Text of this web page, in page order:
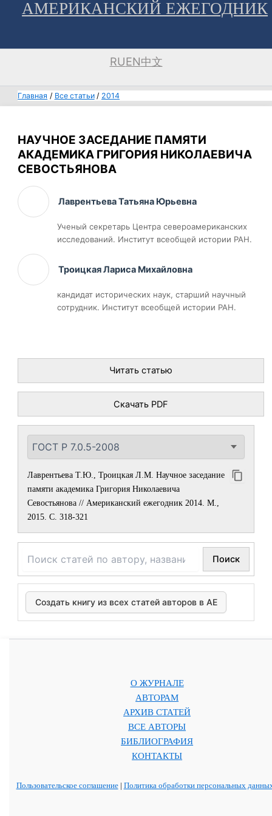
ПерейтиАМЕРИКАНСКИЙ ЕЖЕГОДНИК
RUEN中文
Главная Все статьи 2014
НАУЧНОЕ ЗАСЕДАНИЕ ПАМЯТИ
АКАДЕМИКА ГРИГОРИЯ НИКОЛАЕВИЧА
СЕВОСТЬЯНОВА
Лаврентьева Татьяна Юрьевна
Ученый секретарь Центра североамериканских
исследований. Институт всеобщей истории РАН.
Троицкая Лариса Михайловна
кандидат исторических наук, старший научный
сотрудник. Институт всеобщей истории РАН.
Читать статью
Скачать PDF
Лаврентьева Т.Ю., Троицкая Л.М. Научное заседание
памяти академика Григория Николаевича
Севостьянова // Американский ежегодник 2014. М.,
2015. С. 318-321
Поиск
Создать книгу из всех статей авторов в АЕ
О ЖУРНАЛЕ
АВТОРАМ
АРХИВ СТАТЕЙ
ВСЕ АВТОРЫ
БИБЛИОГРАФИЯ
КОНТАКТЫ
Пользовательское соглашение| Политика обработки персональных